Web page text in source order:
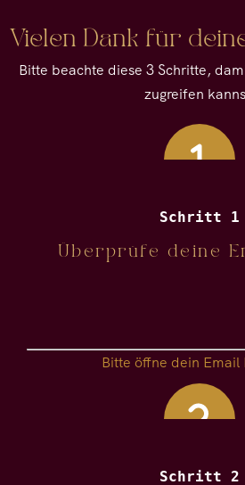
Vielen Dank für
Bitte beachte diese 3 Schritte,
zugreifen
Schritt 1
Überprüfe deine
Bitte öffne dein Email
Schritt 2